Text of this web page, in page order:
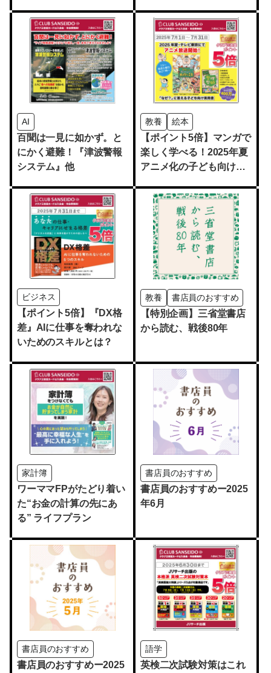
AI
百聞は一見に如かず。と
にかく避難！『津波警報
システム』他
教養 絵本
【ポイント5倍】マンガで
楽しく学べる！2025年夏
アニメ化の子ども向け実
ビジネス
【ポイント5倍】『DX格
差』AIに仕事を奪われな
いためのスキルとは？
教養 書店員のおすすめ
【特別企画】三省堂書店
から読む、戦後80年
家計簿
ワーママFPがたどり着い
た“お金の計算の先にあ
る” ライフプラン
書店員のおすすめ
書店員のおすすめー2025
年6月
書店員のおすすめ
書店員のおすすめー2025
語学
英検二次試験対策はこれ